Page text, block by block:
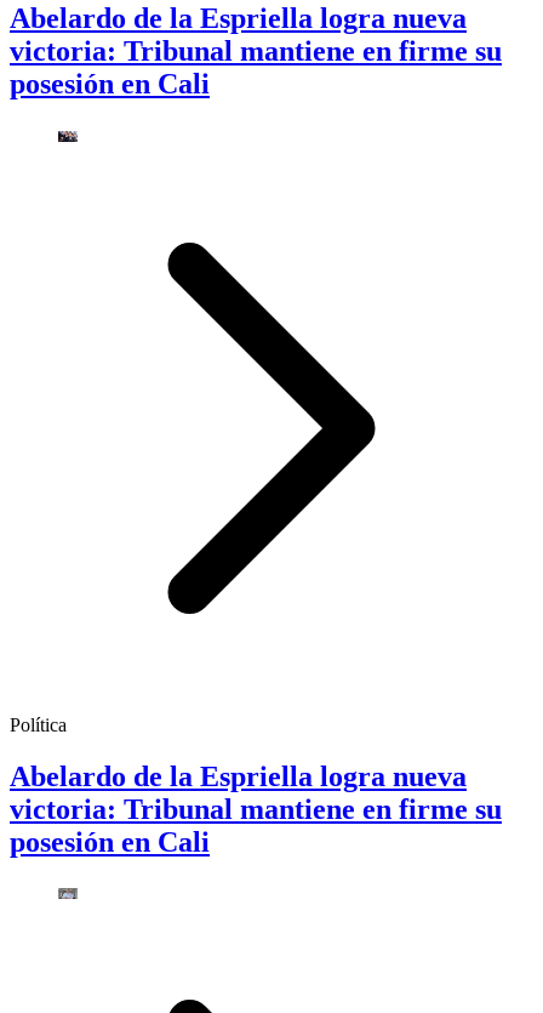
Abelardo de la Espriella logra nueva
victoria: Tribunal mantiene en firme su
posesión en Cali
Política
Abelardo de la Espriella logra nueva
victoria: Tribunal mantiene en firme su
posesión en Cali